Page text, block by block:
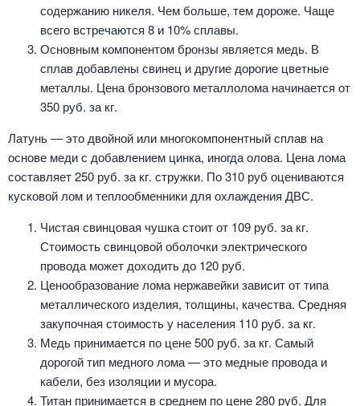
содержанию никеля. Чем больше, тем дороже. Чаще
всего встречаются 8 и 10% сплавы.
Основным компонентом бронзы является медь. В
сплав добавлены свинец и другие дорогие цветные
металлы. Цена бронзового металлолома начинается от
350 руб. за кг.
Латунь — это двойной или многокомпонентный сплав на
основе меди с добавлением цинка, иногда олова. Цена лома
составляет 250 руб. за кг. стружки. По 310 руб оцениваются
кусковой лом и теплообменники для охлаждения ДВС.
Чистая свинцовая чушка стоит от 109 руб. за кг.
Стоимость свинцовой оболочки электрического
провода может доходить до 120 руб.
Ценообразование лома нержавейки зависит от типа
металлического изделия, толщины, качества. Средняя
закупочная стоимость у населения 110 руб. за кг.
Медь принимается по цене 500 руб. за кг. Самый
дорогой тип медного лома — это медные провода и
кабели, без изоляции и мусора.
Титан принимается в среднем по цене 280 руб. Для